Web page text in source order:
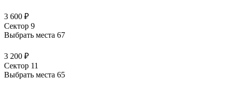
3 600 ₽
Сектор 9
Выбрать места 67
3 200 ₽
Сектор 11
Выбрать места 65